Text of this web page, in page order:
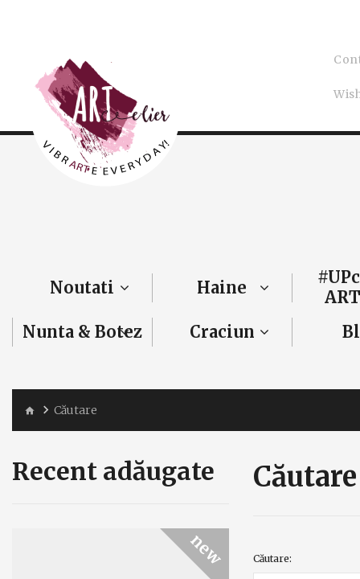
Noutati Haine
Nunta & Botez
Craciun
Căutare
Recent adăugate
new
Căutare
Căutare: